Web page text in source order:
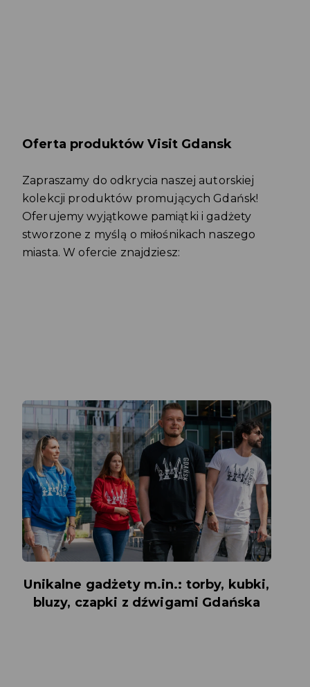
Oferta produktów Visit Gdansk
Zapraszamy do odkrycia naszej autorskiej
kolekcji produktów promujących Gdańsk!
Oferujemy wyjątkowe pamiątki i gadżety
stworzone z myślą o miłośnikach naszego
miasta. W ofercie znajdziesz:
Unikalne gadżety m.in.: torby, kubki,
bluzy, czapki z dźwigami Gdańska